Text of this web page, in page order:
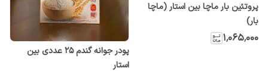
پروتئین بار ماچا بین استار (ماچا
بار)
۱٬۰۶۵٬۰۰۰
پودر جوانه گندم 25 عددی بین
استار